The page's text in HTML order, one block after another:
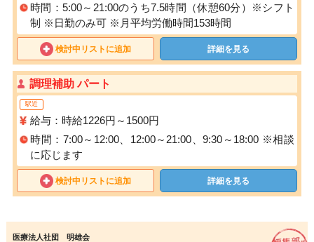
時間：5:00～21:00のうち7.5時間（休憩60分）※シフト
制 ※日勤のみ可 ※月平均労働時間153時間
検討中リストに追加 詳細を見る
調理補助 パート
駅近
給与：時給1226円～1500円
時間：7:00～12:00、12:00～21:00、9:30～18:00 ※相談
に応じます
検討中リストに追加 詳細を見る
医療法人社団 明雄会